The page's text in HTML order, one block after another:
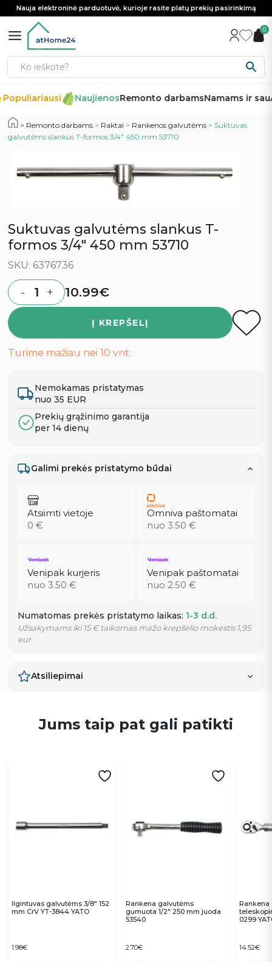
Nauja elektroninė parduotuvė, kurioje rasite platų prekių pasirinkimą
0
Populiariausi NaujienosRemonto darbamsNamams ir sau
Remonto darbams > Raktai > Rankenos galvutėms > Suktuvas
galvutėms slankus T-formos 3/4″ 450 mm 53710
Suktuvas galvutėms slankus T-
formos 3/4″ 450 mm 53710
SKU: 6376736
Quantity
- + 10.99€
Į KREPŠELĮ
Turime mažiau nei 10 vnt.
Nemokamas pristatymas
nuo 35 EUR
Prekių grąžinimo garantija
per 14 dienų
Galimi prekės pristatymo būdai
Atsiimti vietoje
0 €
Omniva paštomatai
nuo 3.50 €
Venipak kurjeris
nuo 3.50 €
Venipak paštomatai
nuo 2.50 €
Numatomas prekės pristatymo laikas: 1-3 d.d.
Užsakymams iki 15 € taikomas mažo krepšelio mokestis 1,95
eur
Atsiliepimai
Jums taip pat gali patikti
Ilgintuvas galvutėms 3/8″ 152
mm CrV YT-3844 YATO
1.98€
Rankena galvutėms
gumuota 1/2″ 250 mm juoda
53540
2.70€
Rankena
0299
14.52€